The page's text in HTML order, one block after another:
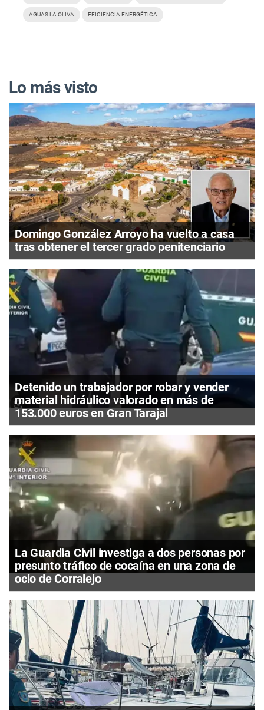
AGUAS LA OLIVA EFICIENCIA ENERGÉTICA
Lo más visto
Domingo González Arroyo ha vuelto a casa
tras obtener el tercer grado penitenciario
Detenido un trabajador por robar y vender
material hidráulico valorado en más de
153.000 euros en Gran Tarajal
La Guardia Civil investiga a dos personas por
presunto tráfico de cocaína en una zona de
ocio de Corralejo